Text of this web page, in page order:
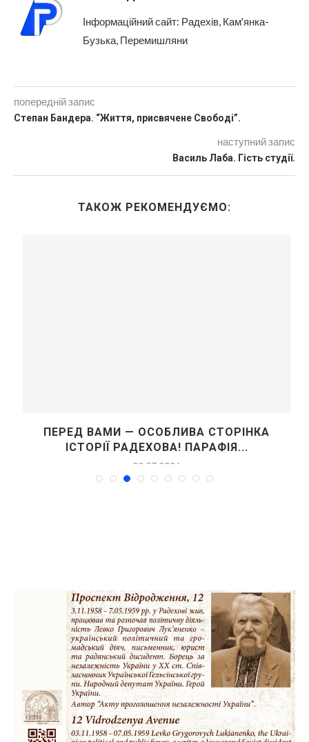
Інформаційний сайт: Радехів, Кам'янка-
Бузька, Перемишляни
попередній запис
Степан Бандера. “Життя, присвячене Свободі”.
наступний запис
Василь Лаба. Гість студії.
ТАКОЖ РЕКОМЕНДУЄМО:
ПЕРЕД ВАМИ — ОСОБЛИВА СТОРІНКА
ІСТОРІЇ РАДЕХОВА! ПАРАФІЯ...
02.07.2026